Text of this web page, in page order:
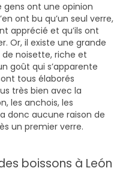
ont une opinion
ont bu qu’un seul verre,
apprécié et qu’ils ont
Or, il existe une grande
noisette, riche et
goût qui s’apparente
tous élaborés
très bien avec la
les anchois, les
donc aucune raison de
un premier verre.
boissons à León